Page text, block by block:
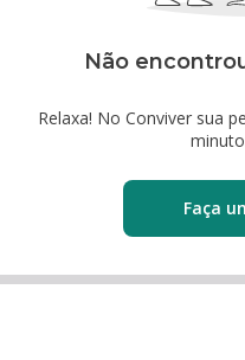
Não
Relaxa! No Conviver sua
Faça